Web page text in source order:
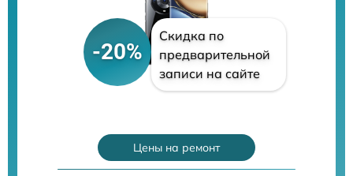
-20%
Скидка по
предварительной
записи на сайте
Цены на ремонт